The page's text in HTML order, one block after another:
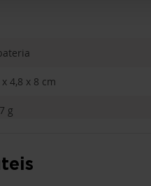
x 4,8 x 8 cm
g